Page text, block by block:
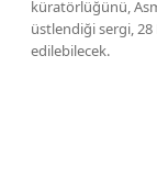
küratörlüğünü,
üstlendiği sergi, 28
edilebilecek.